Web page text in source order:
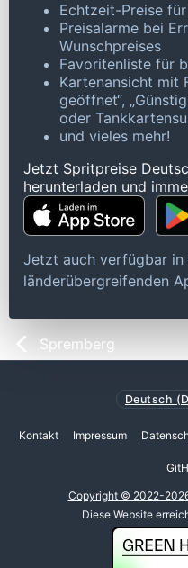
Echtzeit-Preise
Preisalarme bei
Wunschpreises
Favoritenliste für
Kartenansicht mit
geöffnet“,
oder
und vieles mehr!
Jetzt Spritpreise
herunterladen und
Jetzt auch verfügbar in
länderübergreifenden
Spremberg
Deutsch
Kontakt Impressum
Copyright © 2022-
Diese Website